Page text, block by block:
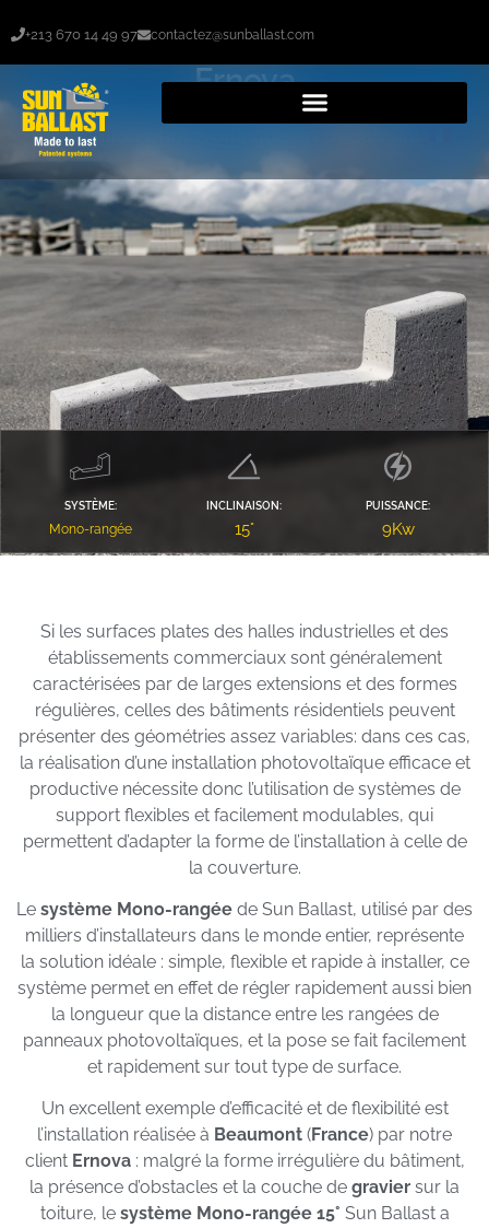
+213 670 14 49 97 contactez@sunballast.com
Ernova
Installation photovoltaïque en Beaumont
SYSTÈME:
Mono-rangée
INCLINAISON:
15°
PUISSANCE:
9Kw
Si les surfaces plates des halles industrielles et des
établissements commerciaux sont généralement
caractérisées par de larges extensions et des formes
régulières, celles des bâtiments résidentiels peuvent
présenter des géométries assez variables: dans ces cas,
la réalisation d’une installation photovoltaïque efficace et
productive nécessite donc l’utilisation de systèmes de
support flexibles et facilement modulables, qui
permettent d’adapter la forme de l’installation à celle de
la couverture.
Le système Mono-rangée de Sun Ballast, utilisé par des
milliers d’installateurs dans le monde entier, représente
la solution idéale : simple, flexible et rapide à installer, ce
système permet en effet de régler rapidement aussi bien
la longueur que la distance entre les rangées de
panneaux photovoltaïques, et la pose se fait facilement
et rapidement sur tout type de surface.
Un excellent exemple d’efficacité et de flexibilité est
l’installation réalisée à Beaumont (France) par notre
client Ernova : malgré la forme irrégulière du bâtiment,
la présence d’obstacles et la couche de gravier sur la
toiture, le système Mono-rangée 15° Sun Ballast a